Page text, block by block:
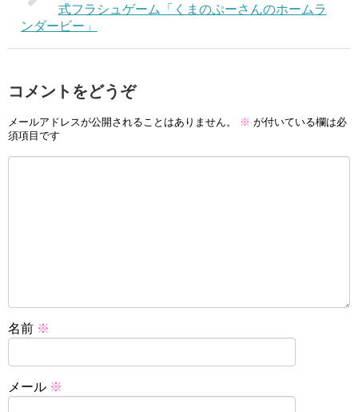
式フラシュゲーム「くまのぷーさんのホームラ
ンダービー」
コメントをどうぞ
メールアドレスが公開されることはありません。 ※ が付いている欄は必
須項目です
名前 ※
メール ※